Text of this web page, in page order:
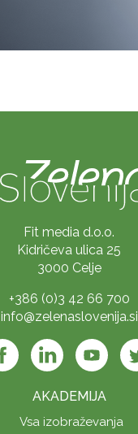
Fit media d.o.o.
Kidričeva ulica 25
3000 Celje
+386 (0)3 42 66 700
info@zelenaslovenija.si
AKADEMIJA
Vsa izobraževanja